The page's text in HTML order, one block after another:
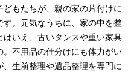
もたちが、親の家の片付けに
。元気なうちに、家の中を整
いえ、古いタンスや重い家具
不用品の仕分けにも体力がい
生前整理や遺品整理を専門に